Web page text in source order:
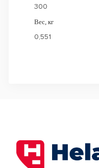
300
Вес, кг
0,551